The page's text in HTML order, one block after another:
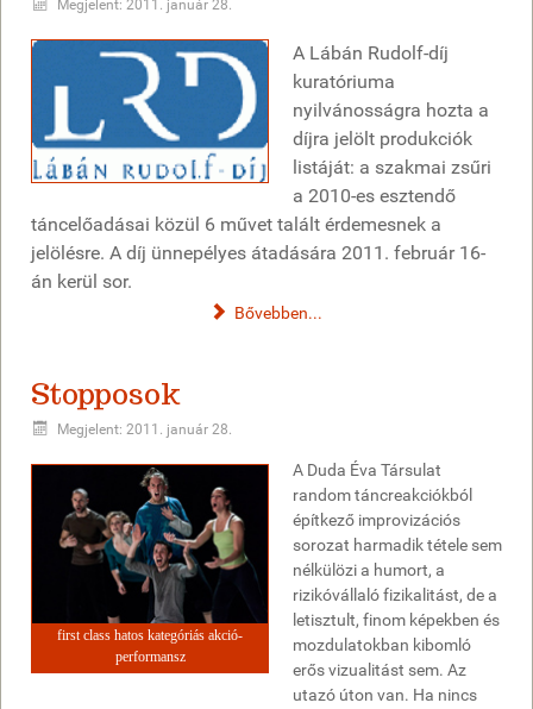
Megjelent: 2011. január 28.
A Lábán Rudolf-díj
kuratóriuma
nyilvánosságra hozta a
díjra jelölt produkciók
listáját: a szakmai zsűri
a 2010-es esztendő
táncelőadásai közül 6 művet talált érdemesnek a
jelölésre. A díj ünnepélyes átadására 2011. február 16-
án kerül sor.
Bővebben...
Stopposok
Megjelent: 2011. január 28.
first class hatos kategóriás akció-
performansz
A Duda Éva Társulat
random táncreakciókból
építkező improvizációs
sorozat harmadik tétele sem
nélkülözi a humort, a
rizikóvállaló fizikalitást, de a
letisztult, finom képekben és
mozdulatokban kibomló
erős vizualitást sem. Az
utazó úton van. Ha nincs